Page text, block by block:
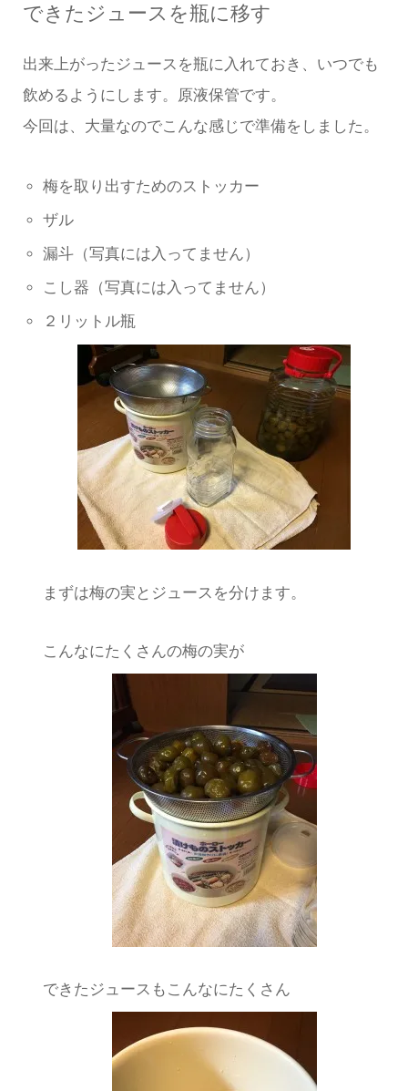
できたジュースを瓶に移す
出来上がったジュースを瓶に入れておき、いつでも
飲めるようにします。原液保管です。
今回は、大量なのでこんな感じで準備をしました。
梅を取り出すためのストッカー
ザル
漏斗（写真には入ってません）
こし器（写真には入ってません）
２リットル瓶
まずは梅の実とジュースを分けます。
こんなにたくさんの梅の実が
できたジュースもこんなにたくさん